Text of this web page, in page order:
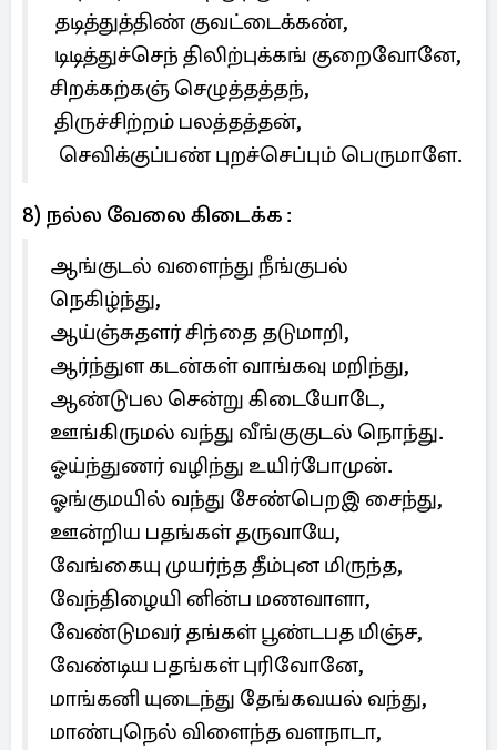
தடித்துத்திண் குவட்டைக்கண்,
டிடித்துச்செந் திலிற்புக்கங் குறைவோனே,
சிறக்கற்கஞ் செழுத்தத்தந்,
திருச்சிற்றம் பலத்தத்தன்,
செவிக்குப்பண் புறச்செப்பும் பெருமாளே.
8) நல்ல வேலை கிடைக்க :
ஆங்குடல் வளைந்து நீங்குபல்
நெகிழ்ந்து,
ஆய்ஞ்சுதளர் சிந்தை தடுமாறி,
ஆர்ந்துள கடன்கள் வாங்கவு மறிந்து,
ஆண்டுபல சென்று கிடையோடே,
ஊங்கிருமல் வந்து வீங்குகுடல் நொந்து.
ஓய்ந்துணர் வழிந்து உயிர்போமுன்.
ஓங்குமயில் வந்து சேண்பெறஇ சைந்து,
ஊன்றிய பதங்கள் தருவாயே,
வேங்கையு முயர்ந்த தீம்புன மிருந்த,
வேந்திழையி னின்ப மணவாளா,
வேண்டுமவர் தங்கள் பூண்டபத மிஞ்ச,
வேண்டிய பதங்கள் புரிவோனே,
மாங்கனி யுடைந்து தேங்கவயல் வந்து,
மாண்புநெல் விளைந்த வளநாடா,